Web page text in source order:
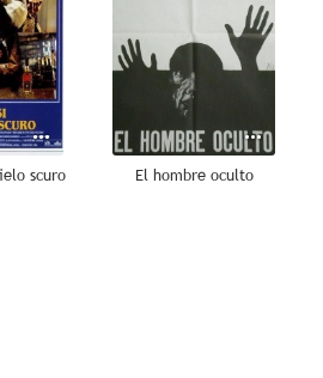
scuro El hombre oculto